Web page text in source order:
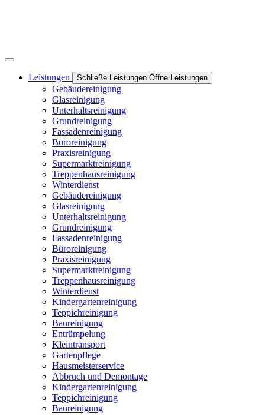
Leistungen Schließe Leistungen Öffne Leistungen
Gebäudereinigung
Glasreinigung
Unterhaltsreinigung
Grundreinigung
Fassadenreinigung
Büroreinigung
Praxisreinigung
Supermarktreinigung
Treppenhausreinigung
Winterdienst
Gebäudereinigung
Glasreinigung
Unterhaltsreinigung
Grundreinigung
Fassadenreinigung
Büroreinigung
Praxisreinigung
Supermarktreinigung
Treppenhausreinigung
Winterdienst
Kindergartenreinigung
Teppichreinigung
Baureinigung
Entrümpelung
Kleintransport
Gartenpflege
Hausmeisterservice
Abbruch und Demontage
Kindergartenreinigung
Teppichreinigung
Baureinigung